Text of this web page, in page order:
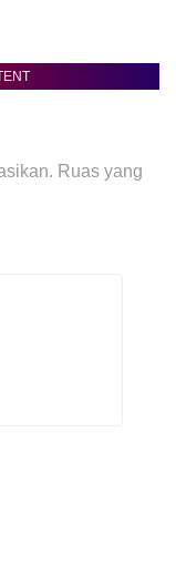
Ruas yang